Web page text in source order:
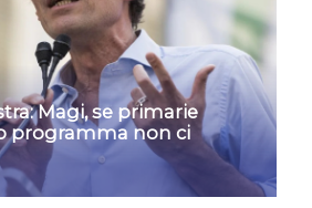
Magi, se primarie
programma non ci